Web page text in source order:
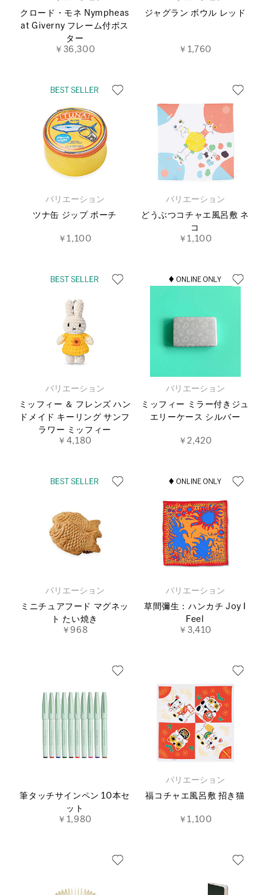
クロード・モネ Nympheas
at Giverny フレーム付ポス
ター
￥36,300
ジャグラン ボウル レッド
￥1,760
バリエーション
ツナ缶 ジップ ポーチ
￥1,100
バリエーション
どうぶつコチャエ風呂敷 ネ
コ
￥1,100
バリエーション
ミッフィー ＆ フレンズ ハン
ドメイド キーリング サンフ
ラワー ミッフィー
￥4,180
バリエーション
ミッフィー ミラー付きジュ
エリーケース シルバー
￥2,420
バリエーション
ミニチュアフード マグネッ
ト たい焼き
￥968
バリエーション
草間彌生：ハンカチ Joy I
Feel
￥3,410
筆タッチサインペン 10本セ
ット
￥1,980
バリエーション
福コチャエ風呂敷 招き猫
￥1,100